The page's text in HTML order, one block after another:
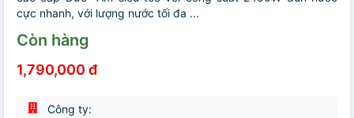
cực nhanh, với lượng nước tối đa ...
Còn hàng
1,790,000 đ
Công ty: